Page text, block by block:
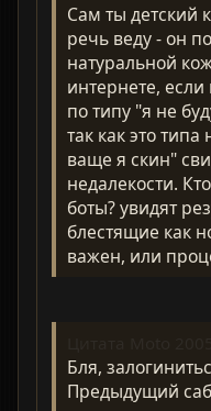
Сам ты детский
речь веду - он
натуральной
интернете,
по типу "я не
так как это
ваще я скин"
недалекости.
боты? увидят
блестящие как
важен, или
Бля,
Предыдущий